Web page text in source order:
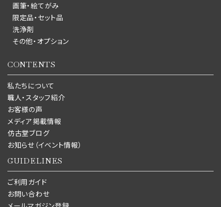
画筆・絵てがみ
限定品・セット品
洗浄剤
その他・オプション
CONTENTS
私たちについて
職人・スタッフ紹介
お客様の声
メディア掲載情報
仿古堂ブログ
お知らせ（イベント情報）
GUIDELINES
ご利用ガイド
お問い合わせ